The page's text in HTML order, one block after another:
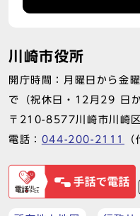
川崎市役所
開庁時間：月曜日から金
で（祝休日・12月29 日
〒210-8577川崎市川崎
電話： 044-200-2111 （